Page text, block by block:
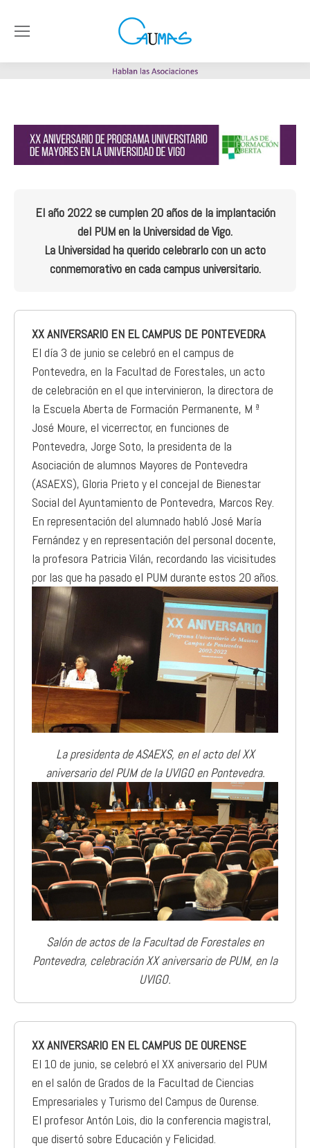
El año 2022 se cumplen 20 años de la implantación
del PUM en la Universidad de Vigo.
La Universidad ha querido celebrarlo con un acto
conmemorativo en cada campus universitario.
XX ANIVERSARIO EN EL CAMPUS DE PONTEVEDRA
El día 3 de junio se celebró en el campus de
Pontevedra, en la Facultad de Forestales, un acto
de celebración en el que intervinieron, la directora de
la Escuela Aberta de Formación Permanente, M ª
José Moure, el vicerrector, en funciones de
Pontevedra, Jorge Soto, la presidenta de la
Asociación de alumnos Mayores de Pontevedra
(ASAEXS), Gloria Prieto y el concejal de Bienestar
Social del Ayuntamiento de Pontevedra, Marcos Rey.
En representación del alumnado habló José María
Fernández y en representación del personal docente,
la profesora Patricia Vilán, recordando las vicisitudes
por las que ha pasado el PUM durante estos 20 años.
La presidenta de ASAEXS, en el acto del XX
aniversario del PUM de la UVIGO en Pontevedra.
Salón de actos de la Facultad de Forestales en
Pontevedra, celebración XX aniversario de PUM, en la
UVIGO.
XX ANIVERSARIO EN EL CAMPUS DE OURENSE
El 10 de junio, se celebró el XX aniversario del PUM
en el salón de Grados de la Facultad de Ciencias
Empresariales y Turismo del Campus de Ourense.
El profesor Antón Lois, dio la conferencia magistral,
que disertó sobre Educación y Felicidad.